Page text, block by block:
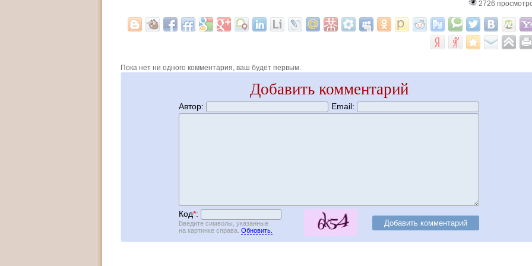
2726
Пока нет ни одного комментария, ваш будет первым.
Добавить комментарий
Автор: Email:
Код*:
Введите символы, указанные
на картинке справа. Обновить.